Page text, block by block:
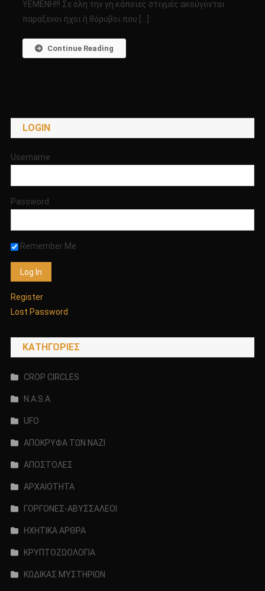
ΟΙ
ΥΕΜΕΝΗ!!! Σε όλη την γη κάποιες στιγμές ακούγονται
παράξενοι ήχοι ή θόρυβοι που […]
Continue Reading
LOGIN
Username
Password
Remember Me
Register
Lost Password
KΑΤΗΓΟΡΊΕΣ
CROP CIRCLES
N.A.S.A.
UFO
ΑΠΟΚΡΥΦΑ ΤΩΝ ΝΑΖΙ
ΑΠΟΣΤΟΛΕΣ
ΑΡΧΑΙΟΤΗΤΑ
ΓΟΡΓΟΝΕΣ-ΑΒΥΣΣΑΛΕΟΙ
ΗΧΗΤΙΚΑ ΑΡΘΡΑ
ΚΡΥΠΤΟΖΩΟΛΟΓΙΑ
ΚΩΔΙΚΑΣ ΜΥΣΤΗΡΙΩΝ